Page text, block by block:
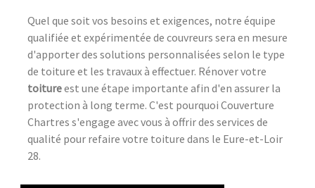
Quel que soit vos besoins et exigences, notre équipe
qualifiée et expérimentée de couvreurs sera en mesure
d'apporter des solutions personnalisées selon le type
de toiture et les travaux à effectuer. Rénover votre
toitureest une étape importante afin d'en assurer la
protection à long terme. C'est pourquoi Couverture
Chartres s'engage avec vous à offrir des services de
qualité pour refaire votre toiture dans le Eure-et-Loir
28.